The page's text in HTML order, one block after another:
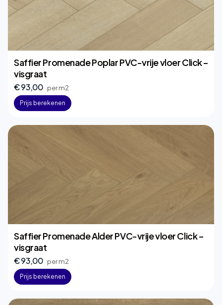
Saffier Promenade Poplar PVC-vrije vloer Click –
visgraat
€ 93,00 per m2
Prijs berekenen
Saffier Promenade Alder PVC-vrije vloer Click –
visgraat
€ 93,00 per m2
Prijs berekenen